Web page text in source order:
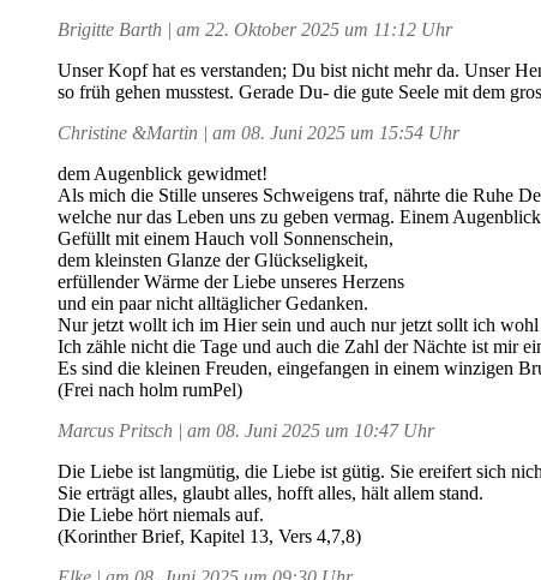
Brigitte Barth | am 22. Oktober 2025 um 11:12 Uhr
Unser Kopf hat es verstanden; Du bist nicht mehr da. Unser
so früh gehen musstest. Gerade Du- die gute Seele mit dem
Christine &Martin | am 08. Juni 2025 um 15:54 Uhr
dem Augenblick gewidmet!
Als mich die Stille unseres Schweigens traf, nährte die Ruhe
welche nur das Leben uns zu geben vermag. Einem
Gefüllt mit einem Hauch voll Sonnenschein,
dem kleinsten Glanze der Glückseligkeit,
erfüllender Wärme der Liebe unseres Herzens
und ein paar nicht alltäglicher Gedanken.
Nur jetzt wollt ich im Hier sein und auch nur jetzt sollt ich wohl
Ich zähle nicht die Tage und auch die Zahl der Nächte ist mir
Es sind die kleinen Freuden, eingefangen in einem winzigen
(Frei nach holm rumPel)
Marcus Pritsch | am 08. Juni 2025 um 10:47 Uhr
Die Liebe ist langmütig, die Liebe ist gütig. Sie ereifert sich
Sie erträgt alles, glaubt alles, hofft alles, hält allem stand.
Die Liebe hört niemals auf.
(Korinther Brief, Kapitel 13, Vers 4,7,8)